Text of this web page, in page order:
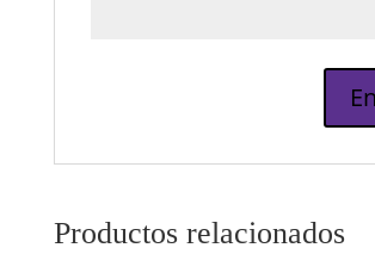
Productos relacionados